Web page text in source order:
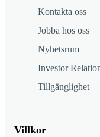
Kontakta oss
Jobba hos oss
Nyhetsrum
Investor
Tillgänglighet
Villkor